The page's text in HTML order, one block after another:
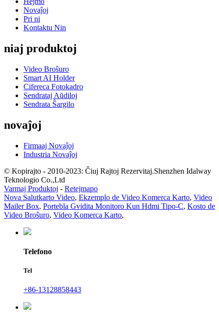
Novaĵoj
Pri ni
Kontaktu Nin
niaj produktoj
Video Broŝuro
Smart AI Holder
Cifereca Fotokadro
Sendrataj Aŭdiloj
Sendrata Ŝargilo
novaĵoj
Firmaaj Novaĵoj
Industria Novaĵoj
© Kopirajto - 2010-2023: Ĉiuj Rajtoj Rezervitaj.Shenzhen Idalway
Teknologio Co.,Ltd
Varmaj Produktoj - Retejmapo
Nova Salutkarto Video, Ekzemplo de Video Komerca Karto, Video
Mailer Box, Portebla Gvidita Monitoro Kun Hdmi Tipo-C, Kosto de
Video Broŝuro, Video Komerca Karto,
Telefono
Tel
+86-13128858443